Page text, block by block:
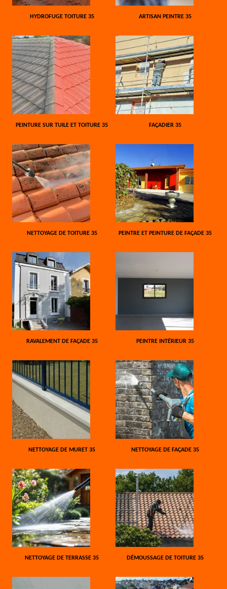
HYDROFUGE TOITURE 35 ARTISAN PEINTRE 35
PEINTURE SUR TUILE ET TOITURE 35 FAÇADIER 35
NETTOYAGE DE TOITURE 35 PEINTRE ET PEINTURE DE FAÇADE 35
RAVALEMENT DE FAÇADE 35 PEINTRE INTÉRIEUR 35
NETTOYAGE DE MURET 35 NETTOYAGE DE FAÇADE 35
NETTOYAGE DE TERRASSE 35 DÉMOUSSAGE DE TOITURE 35